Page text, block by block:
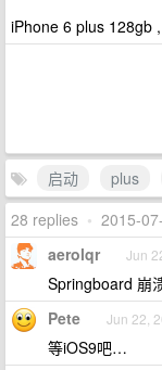
iPhone 6 plus 128gb
启动 plus
28 replies • 2015-
aerolqr Jun
Springboard 崩
Pete Jun 22,
等iOS9吧…